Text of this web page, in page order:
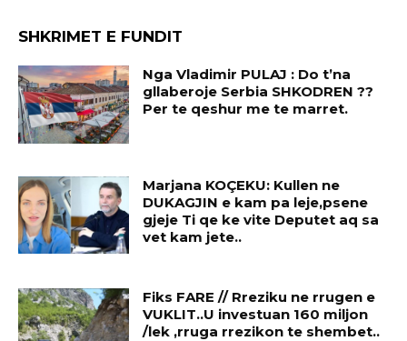
SHKRIMET E FUNDIT
Nga Vladimir PULAJ : Do t’na
gllaberoje Serbia SHKODREN ??
Per te qeshur me te marret.
Marjana KOÇEKU: Kullen ne
DUKAGJIN e kam pa leje,psene
gjeje Ti qe ke vite Deputet aq sa
vet kam jete..
Fiks FARE // Rreziku ne rrugen e
VUKLIT..U investuan 160 miljon
/lek ,rruga rrezikon te shembet..